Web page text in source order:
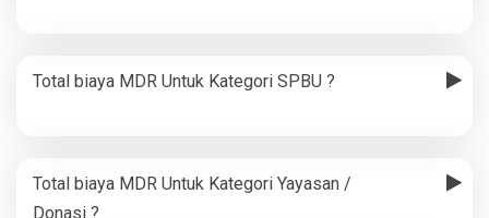
Total biaya MDR Untuk Kategori SPBU ?
Total biaya MDR Untuk Kategori Yayasan /
Donasi ?